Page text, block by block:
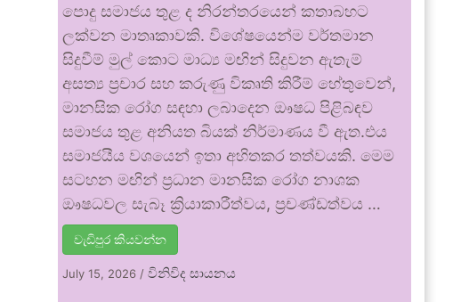
පොදු සමාජය තුළ ද නිරන්තරයෙන් කතාබහට
ලක්වන මාතෘකාවකි. විශේෂයෙන්ම වර්තමාන
සිදුවීම් මුල් කොට මාධ්‍ය මඟින් සිදුවන ඇතැම්
අසත්‍ය ප්‍රචාර සහ කරුණු විකෘති කිරීම් හේතුවෙන්,
මානසික රෝග සඳහා ලබාදෙන ඖෂධ පිළිබඳව
සමාජය තුළ අනියත බියක් නිර්මාණය වී ඇත.එය
සමාජයීය වශයෙන් ඉතා අහිතකර තත්වයකි. මෙම
සටහන මඟින් ප්‍රධාන මානසික රෝග නාශක
ඖෂධවල සැබෑ ක්‍රියාකාරීත්වය, ප්‍රචණ්ඩත්වය …
වැඩිපුර කියවන්න
July 15, 2026 /විනිවිද සායනය